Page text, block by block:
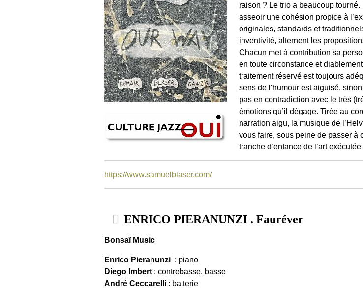
raison ? Le trio a beaucoup
asseoir une cohésion propice à
originales, standards et
inventivité, alternent les
Chacun met à contribution sa
en toute circonstance et
traitement réservé est toujours
sens de l’humour est aiguisé,
pas en contradiction avec le très
émotions qu’il dégage. Tirée au
narration aigu, la musique de
vous faire, sous peine de passer à
tranche d’enfance de l’art
https://www.samuelblaser.com/
ENRICO PIERANUNZI . Fauréver
Bonsaï Music
Enrico Pieranunzi : piano
Diego Imbert : contrebasse, basse
André Ceccarelli : batterie